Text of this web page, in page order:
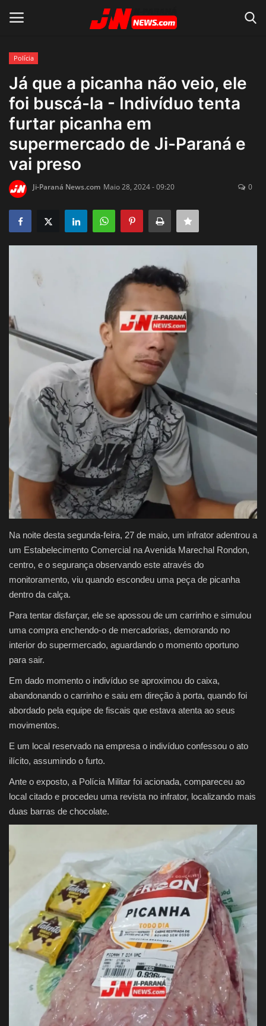
Home
Acidente
Notícias do Mundo
Polícia
Justiça
Brasil
Educação
Saúde
Polícia
Já que a picanha não veio, ele
foi buscá-la - Indivíduo tenta
furtar picanha em
supermercado de Ji-Paraná e
vai preso
Ji-Paraná News.com Maio 28, 2024 - 09:20 0
Na noite desta segunda-feira, 27 de maio, um infrator adentrou a
um Estabelecimento Comercial na Avenida Marechal Rondon,
centro, e o segurança observando este através do
monitoramento, viu quando escondeu uma peça de picanha
dentro da calça.
Para tentar disfarçar, ele se apossou de um carrinho e simulou
uma compra enchendo-o de mercadorias, demorando no
interior do supermercado, aguardando o momento oportuno
para sair.
Em dado momento o indivíduo se aproximou do caixa,
abandonando o carrinho e saiu em direção à porta, quando foi
abordado pela equipe de fiscais que estava atenta ao seus
movimentos.
E um local reservado na empresa o indivíduo confessou o ato
ilícito, assumindo o furto.
Ante o exposto, a Polícia Militar foi acionada, compareceu ao
local citado e procedeu uma revista no infrator, localizando mais
duas barras de chocolate.